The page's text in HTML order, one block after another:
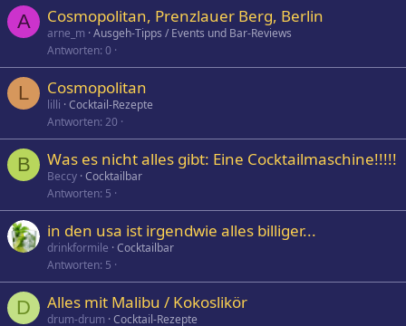
A Cosmopolitan, Prenzlauer Berg, Berlin
arne_m Ausgeh-Tipps / Events und Bar-Reviews
Antworten 0
L Cosmopolitan
lilli Cocktail-Rezepte
Antworten 20
B Was es nicht alles gibt: Eine Cocktailmaschine!!!!!
Beccy Cocktailbar
Antworten 5
in den usa ist irgendwie alles billiger...
drinkformile Cocktailbar
Antworten 5
D Alles mit Malibu / Kokoslikör
drum-drum Cocktail-Rezepte